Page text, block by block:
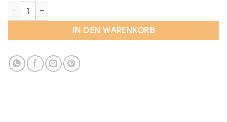
SICHERHEITS­NETZ für Rundpool 700 cm Menge
IN DEN WARENKORB